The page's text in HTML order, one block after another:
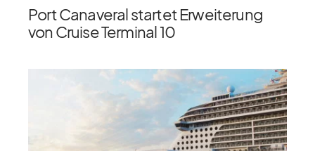
Port Canaveral startet Erweiterung
von Cruise Terminal 10